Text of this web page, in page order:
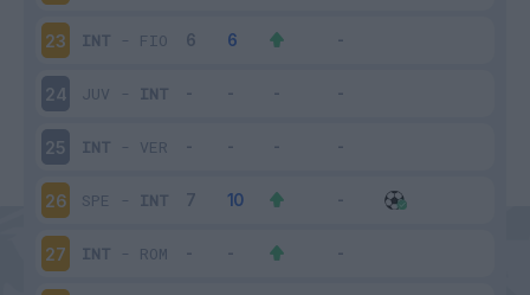
23 INT - FIO
24 JUV - INT
25 INT - VER
26 SPE - INT
27 INT - ROM